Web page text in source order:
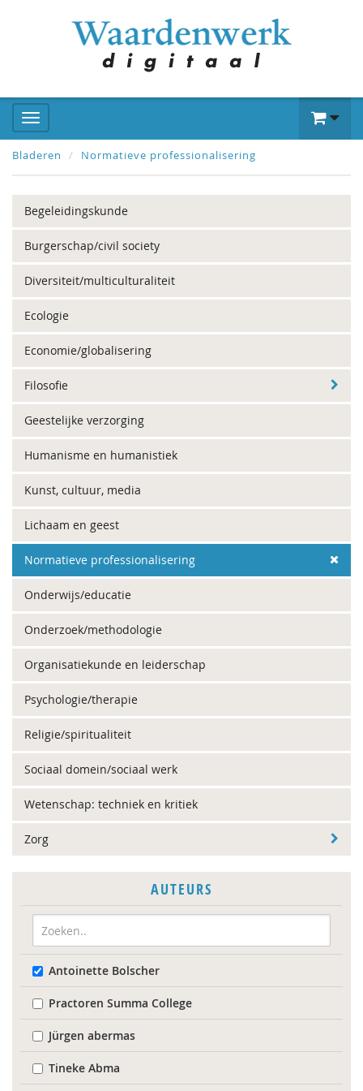
Bladeren Normatieve professionalisering
Begeleidingskunde
Burgerschap/civil society
Diversiteit/multiculturaliteit
Ecologie
Economie/globalisering
Filosofie
Geestelijke verzorging
Humanisme en humanistiek
Kunst, cultuur, media
Lichaam en geest
Normatieve professionalisering
Onderwijs/educatie
Onderzoek/methodologie
Organisatiekunde en leiderschap
Psychologie/therapie
Religie/spiritualiteit
Sociaal domein/sociaal werk
Wetenschap: techniek en kritiek
Zorg
AUTEURS
Antoinette Bolscher
Practoren Summa College
Jürgen abermas
Tineke Abma